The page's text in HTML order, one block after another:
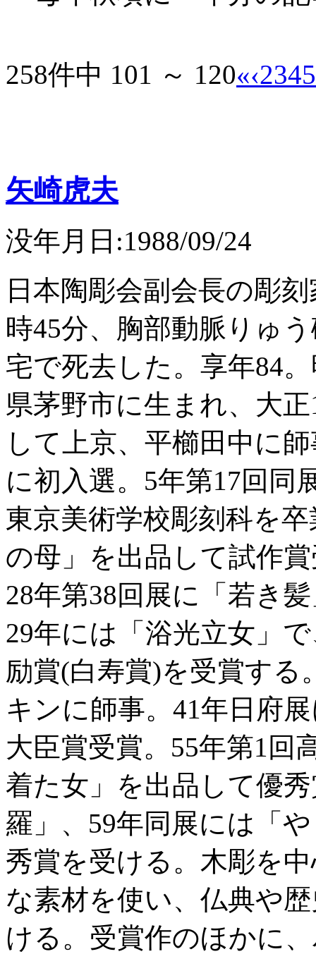
258件中 101 ～ 120«‹2345
矢崎虎夫
没年月日:1988/09/24
日本陶彫会副会長の彫
時45分、胸部動脈りゅ
宅で死去した。享年84
県茅野市に生まれ、大
して上京、平櫛田中に
に初入選。5年第17回同
東京美術学校彫刻科を
の母」を出品して試作
28年第38回展に「若き
29年には「浴光立女」
励賞(白寿賞)を受賞する
キンに師事。41年日府
大臣賞受賞。55年第1回
着た女」を出品して優
羅」、59年同展には「
秀賞を受ける。木彫を
な素材を使い、仏典や
ける。受賞作のほかに